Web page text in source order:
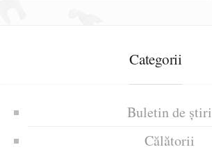
Categorii
Buletin de știri
Călătorii